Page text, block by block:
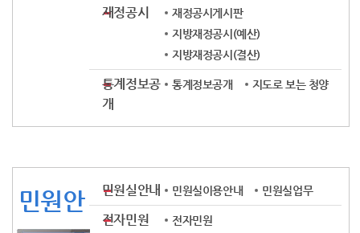
재정공시
재정공시게시판
지방재정공시(예산)
지방재정공시(결산)
통계정보공
개
통계정보공개 지도로 보는 청양
민원안 민원실안내 민원실이용안내 민원실업무
전자민원
전자민원